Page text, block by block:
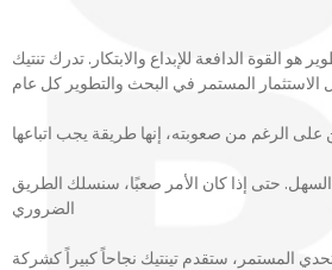
هو القوة الدافعة للإبداع والابتكار. تدرك تنتيك
المستمر في البحث والتطوير كل عام
على الرغم من صعوبته، إنها طريقة يجب اتباعها
السهل. حتى إذا كان الأمر صعبًا، سنسلك الطريق
الضروري
المستمر، ستقدم تينتيك نجاحاً كبيراً كشركة